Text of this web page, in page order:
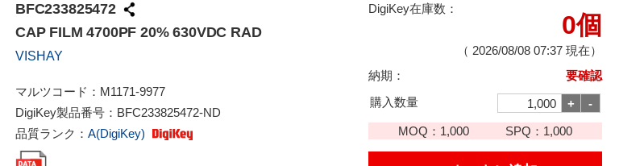
BFC233825472
CAP FILM 4700PF 20% 630VDC RAD
VISHAY
マルツコード： M1171-9977
DigiKey製品番号： BFC233825472-ND
品質ランク： A(DigiKey)
DigiKey在庫数：
0個
（ 2026/08/08 07:37 現在）
納期：
要確認
購入数量
MOQ： 1,000 SPQ： 1,000